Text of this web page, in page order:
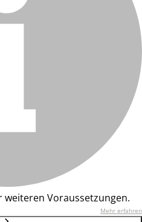
Voraussetzungen.
Mehr erfahren